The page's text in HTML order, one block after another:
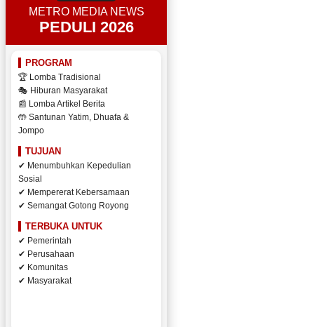
METRO MEDIA NEWS
PEDULI 2026
PROGRAM
🏆 Lomba Tradisional
🎭 Hiburan Masyarakat
📰 Lomba Artikel Berita
🤲 Santunan Yatim, Dhuafa &
Jompo
TUJUAN
✔ Menumbuhkan Kepedulian
Sosial
✔ Mempererat Kebersamaan
✔ Semangat Gotong Royong
TERBUKA UNTUK
✔ Pemerintah
✔ Perusahaan
✔ Komunitas
✔ Masyarakat